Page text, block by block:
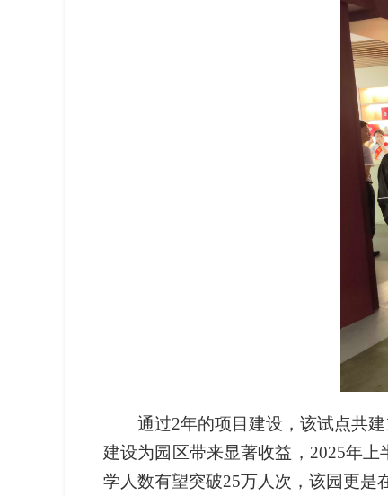
通过2年的项目建设，该试点共
建设为园区带来显著收益，2025年
学人数有望突破25万人次，该园更是